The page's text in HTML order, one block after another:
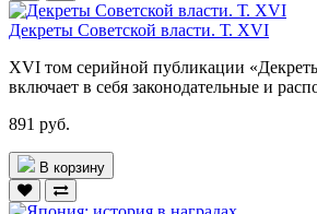
Декреты Советской власти. Т. XVI
XVI том серийной публикации
включает в себя законодательные и
891 руб.
В корзину